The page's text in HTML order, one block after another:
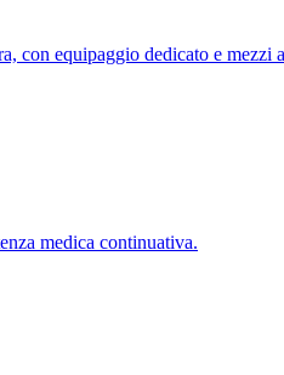
con equipaggio dedicato e mezzi
medica continuativa.